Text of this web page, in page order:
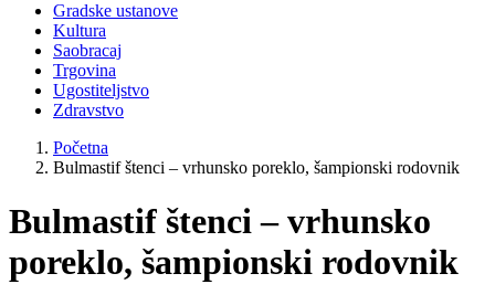
Gradske ustanove
Kultura
Saobracaj
Trgovina
Ugostiteljstvo
Zdravstvo
Početna
Bulmastif štenci – vrhunsko poreklo, šampionski rodovnik
Bulmastif štenci – vrhunsko
poreklo, šampionski rodovnik